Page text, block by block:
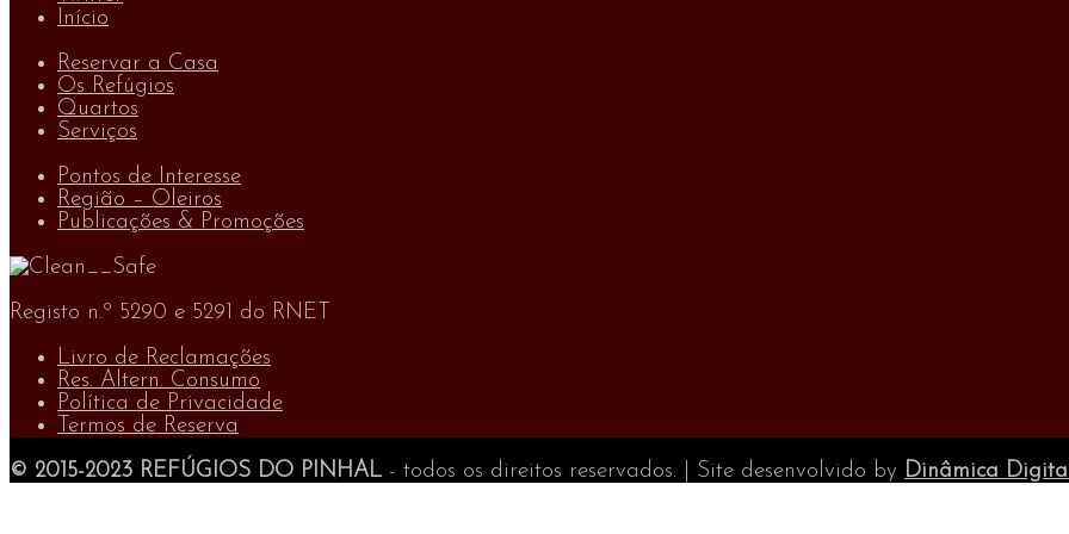
Início
Reservar a Casa
Os Refúgios
Quartos
Serviços
Pontos de Interesse
Região – Oleiros
Publicações & Promoções
Registo n.º 5290 e 5291 do RNET
Livro de Reclamações
Res. Altern. Consumo
Política de Privacidade
Termos de Reserva
© 2015-2023 REFÚGIOS DO PINHAL- todos os direitos reservados. | Site desenvolvido by Dinâmica